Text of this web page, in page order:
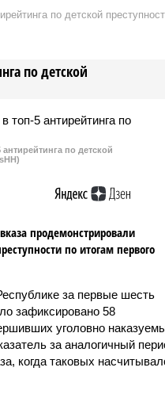
связано с
по детской
по детской
по детской
продемонстрировали
по итогам первого
за первые шесть
зафиксировано 58
уголовно
за аналогичный
когда таковых